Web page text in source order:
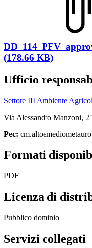
(178.66 KB)
Ufficio
Settore III Ambiente
Via Alessandro Manzoni,
Pec:
Formati
PDF
Licenza di
Pubblico dominio
Servizi collegati